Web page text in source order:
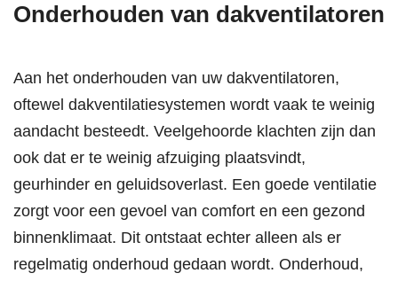
Onderhouden van dakventilatoren
Aan het onderhouden van uw dakventilatoren,
oftewel dakventilatiesystemen wordt vaak te weinig
aandacht besteedt. Veelgehoorde klachten zijn dan
ook dat er te weinig afzuiging plaatsvindt,
geurhinder en geluidsoverlast. Een goede ventilatie
zorgt voor een gevoel van comfort en een gezond
binnenklimaat. Dit ontstaat echter alleen als er
regelmatig onderhoud gedaan wordt. Onderhoud,